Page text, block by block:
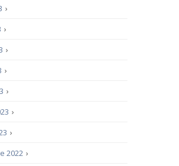
›
›
›
›
›
›
›
›
2022